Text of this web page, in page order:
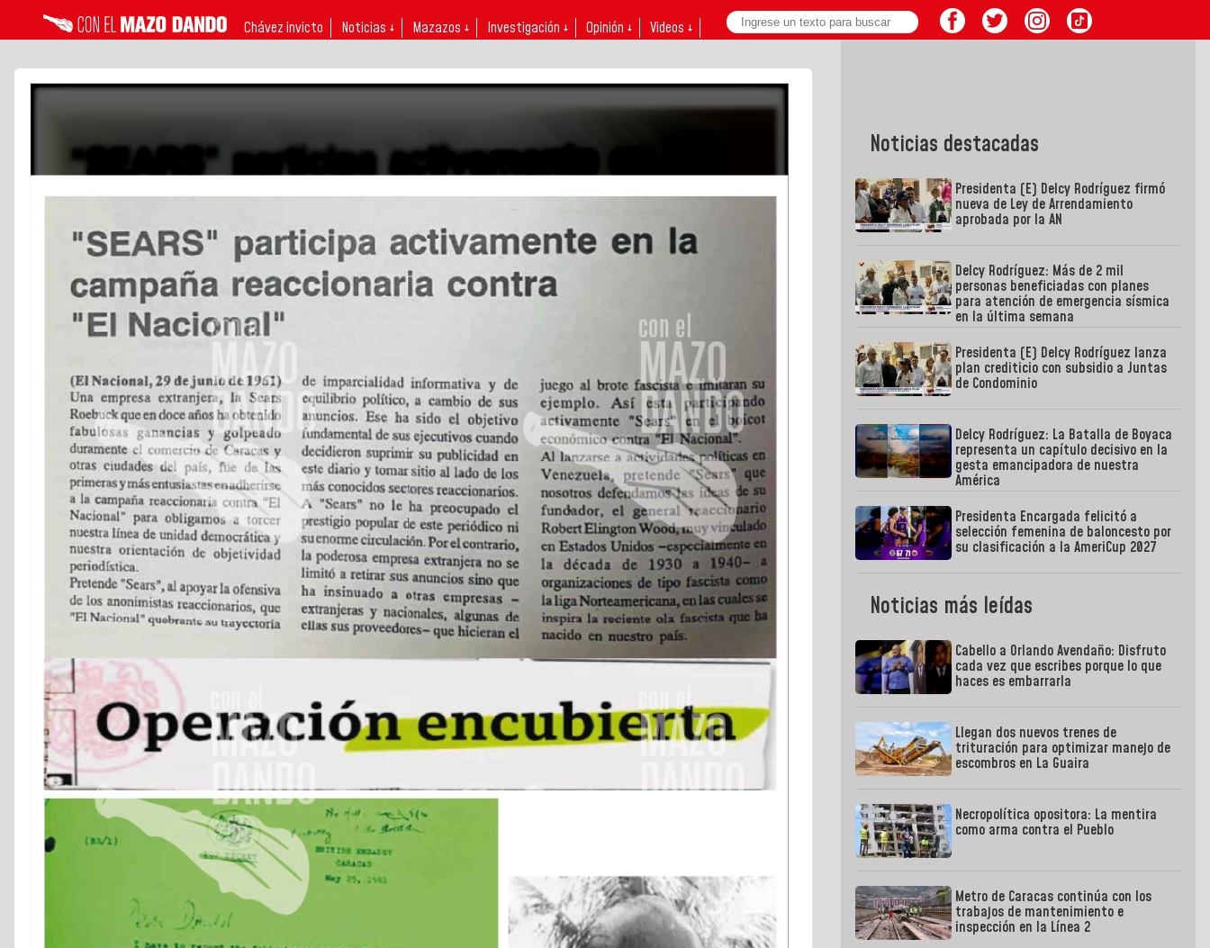
Chávez invicto Noticias ↓ Mazazos ↓ Investigación ↓ Opinión ↓ Videos ↓
Noticias destacadas
Presidenta (E) Delcy Rodríguez firmó
nueva de Ley de Arrendamiento
aprobada por la AN
Delcy Rodríguez: Más de 2 mil
personas beneficiadas con planes
para atención de emergencia sísmica
en la última semana
Presidenta (E) Delcy Rodríguez lanza
plan crediticio con subsidio a Juntas
de Condominio
Delcy Rodríguez: La Batalla de Boyaca
representa un capítulo decisivo en la
gesta emancipadora de nuestra
América
Presidenta Encargada felicitó a
selección femenina de baloncesto por
su clasificación a la AmeriCup 2027
Noticias más leídas
Cabello a Orlando Avendaño: Disfruto
cada vez que escribes porque lo que
haces es embarrarla
Llegan dos nuevos trenes de
trituración para optimizar manejo de
escombros en La Guaira
Necropolítica opositora: La mentira
como arma contra el Pueblo
Metro de Caracas continúa con los
trabajos de mantenimiento e
inspección en la Línea 2